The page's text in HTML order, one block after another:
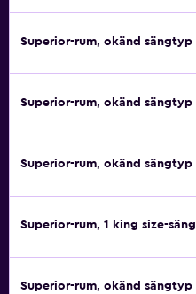
Superior-rum, okänd sängtyp
Superior-rum, okänd sängtyp
Superior-rum, okänd sängtyp
Superior-rum, 1 king size-säng
Superior-rum, okänd sängtyp